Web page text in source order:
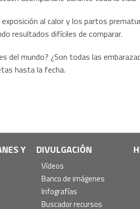
al calor y los partos
resultados difíciles de comparar.
mundo? ¿Son todas las
hasta la fecha.
Y
DIVULGACIÓN
Vídeos
Banco de imágenes
Infografías
Buscador recursos